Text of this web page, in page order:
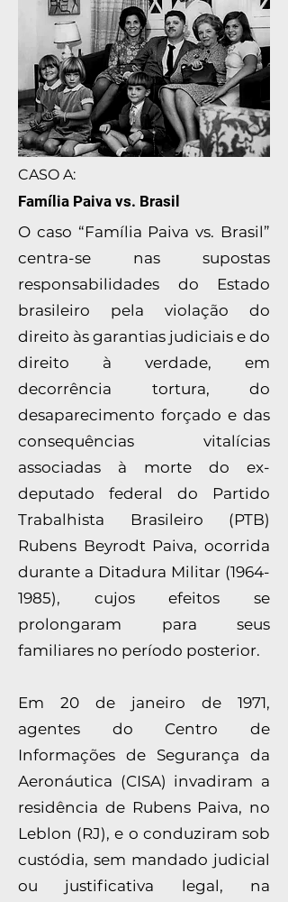
CASO A:
Família Paiva vs. Brasil
O caso “Família Paiva vs. Brasil”
centra-se nas supostas
responsabilidades do Estado
brasileiro pela violação do
direito às garantias judiciais e do
direito à verdade, em
decorrência tortura, do
desaparecimento forçado e das
consequências vitalícias
associadas à morte do ex-
deputado federal do Partido
Trabalhista Brasileiro (PTB)
Rubens Beyrodt Paiva, ocorrida
durante a Ditadura Militar (1964-
1985), cujos efeitos se
prolongaram para seus
familiares no período posterior.
Em 20 de janeiro de 1971,
agentes do Centro de
Informações de Segurança da
Aeronáutica (CISA) invadiram a
residência de Rubens Paiva, no
Leblon (RJ), e o conduziram sob
custódia, sem mandado judicial
ou justificativa legal, na